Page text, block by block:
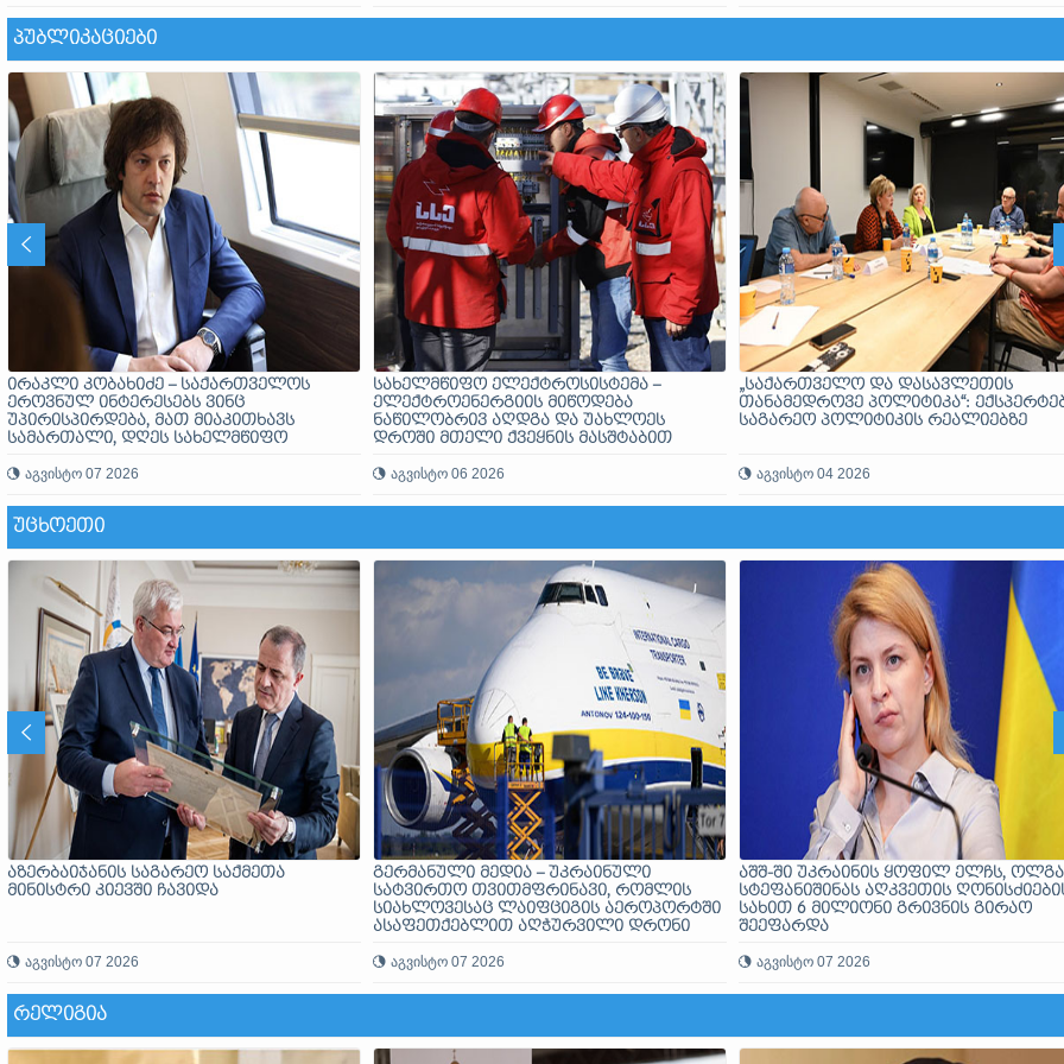
ᲞᲣᲑᲚᲘᲙᲐᲪᲘᲔᲑᲘ
ირაკლი კობახიძე – საქართველოს
ეროვნულ ინტერესებს ვინც
უპირისპირდება, მათ მიაკითხავს
სამართალი, დღეს სახელმწიფო
აგვისტო 07 2026
სახელმწიფო ელექტროსისტემა –
ელექტროენერგიის მიწოდება
ნაწილობრივ აღდგა და უახლოეს
დროში მთელი ქვეყნის მასშტაბით
აგვისტო 06 2026
„საქართველო და დასავლეთის
თანამედროვე პოლიტიკა“:
საგარეო პოლიტიკის რეალიებზე
აგვისტო 04 2026
ᲣᲪᲮᲝᲔᲗᲘ
აზერბაიჯანის საგარეო საქმეთა
მინისტრი კიევში ჩავიდა
აგვისტო 07 2026
გერმანული მედია – უკრაინული
სატვირთო თვითმფრინავი, რომლის
სიახლოვესაც ლაიფციგის აეროპორტში
ასაფეთქებლით აღჭურვილი დრონი
დატვირთული
აგვისტო 07 2026
აშშ-ში უკრაინის ყოფილ ელჩს, ოლგა
სტეფანიშინას აღკვეთის
სახით 6 მილიონი გრივნის გირაო
შეეფარდა
აგვისტო 07 2026
ᲠᲔᲚᲘᲒᲘᲐ